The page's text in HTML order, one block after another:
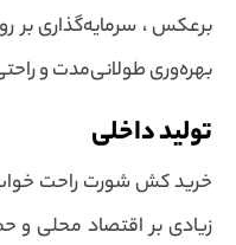
برعکس ، سرمایه‌گذاری بر
بهره‌وری طولانی‌مدت و
تولید داخلی
خرید کش شورت راحت خواب
زیادی بر اقتصاد محلی و